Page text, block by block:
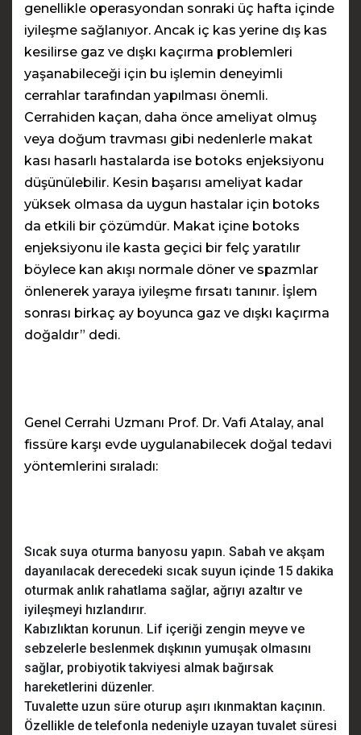
genellikle operasyondan sonraki üç hafta içinde
iyileşme sağlanıyor. Ancak iç kas yerine dış kas
kesilirse gaz ve dışkı kaçırma problemleri
yaşanabileceği için bu işlemin deneyimli
cerrahlar tarafından yapılması önemli.
Cerrahiden kaçan, daha önce ameliyat olmuş
veya doğum travması gibi nedenlerle makat
kası hasarlı hastalarda ise botoks enjeksiyonu
düşünülebilir. Kesin başarısı ameliyat kadar
yüksek olmasa da uygun hastalar için botoks
da etkili bir çözümdür. Makat içine botoks
enjeksiyonu ile kasta geçici bir felç yaratılır
böylece kan akışı normale döner ve spazmlar
önlenerek yaraya iyileşme fırsatı tanınır. İşlem
sonrası birkaç ay boyunca gaz ve dışkı kaçırma
doğaldır” dedi.
Genel Cerrahi Uzmanı Prof. Dr. Vafi Atalay, anal
fissüre karşı evde uygulanabilecek doğal tedavi
yöntemlerini sıraladı:
Sıcak suya oturma banyosu yapın. Sabah ve akşam
dayanılacak derecedeki sıcak suyun içinde 15 dakika
oturmak anlık rahatlama sağlar, ağrıyı azaltır ve
iyileşmeyi hızlandırır.
Kabızlıktan korunun. Lif içeriği zengin meyve ve
sebzelerle beslenmek dışkının yumuşak olmasını
sağlar, probiyotik takviyesi almak bağırsak
hareketlerini düzenler.
Tuvalette uzun süre oturup aşırı ıkınmaktan kaçının.
Özellikle de telefonla nedeniyle uzayan tuvalet süresi